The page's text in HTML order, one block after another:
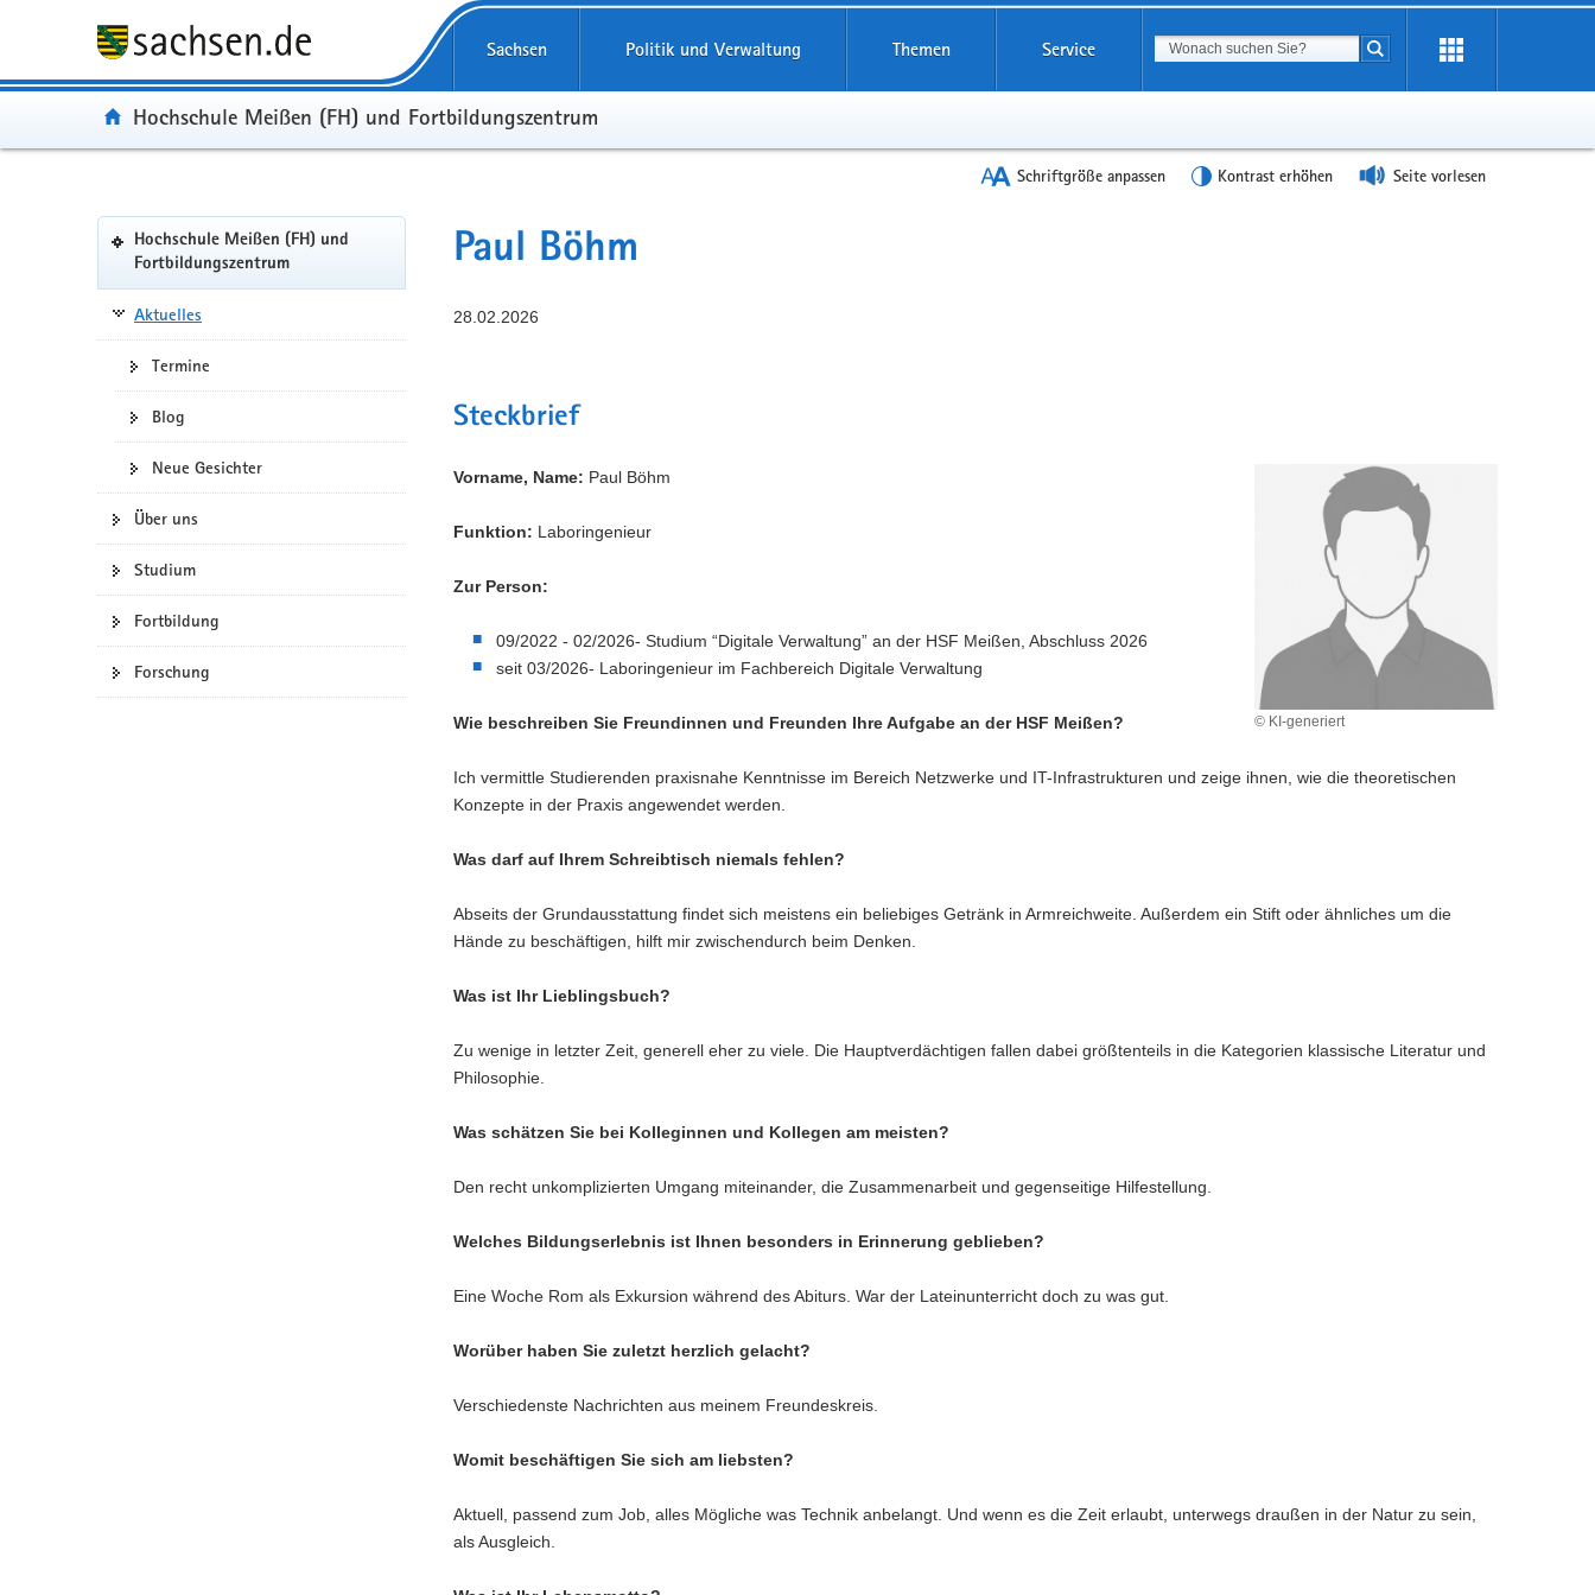
Sachsen Politik und Verwaltung Themen Service Suchbegriff
Suche starten
Portal:
Hochschule Meißen (FH) und Fortbildungszentrum
Schriftgröße anpassen Kontrast erhöhen Seite vorlesen
Portalnavigation
Hochschule Meißen (FH) und
Fortbildungszentrum(in
eigenes
Aktuelles
Termine
Blog
Neue Gesichter
Über uns
Studium
Fortbildung
Forschung
Paul Böhm
28.02.2026
Steckbrief
© KI-generiert
Vorname, Name: Paul Böhm
Funktion: Laboringenieur
Zur Person:
09/2022 - 02/2026- Studium “Digitale Verwaltung” an der HSF Meißen, Abschluss 2026
seit 03/2026- Laboringenieur im Fachbereich Digitale Verwaltung
Wie beschreiben Sie Freundinnen und Freunden Ihre Aufgabe an der HSF Meißen?
Ich vermittle Studierenden praxisnahe Kenntnisse im Bereich Netzwerke und IT-Infrastrukturen und zeige ihnen, wie die theoretischen
Konzepte in der Praxis angewendet werden.
Was darf auf Ihrem Schreibtisch niemals fehlen?
Abseits der Grundausstattung findet sich meistens ein beliebiges Getränk in Armreichweite. Außerdem ein Stift oder ähnliches um die
Hände zu beschäftigen, hilft mir zwischendurch beim Denken.
Was ist Ihr Lieblingsbuch?
Zu wenige in letzter Zeit, generell eher zu viele. Die Hauptverdächtigen fallen dabei größtenteils in die Kategorien klassische Literatur und
Philosophie.
Was schätzen Sie bei Kolleginnen und Kollegen am meisten?
Den recht unkomplizierten Umgang miteinander, die Zusammenarbeit und gegenseitige Hilfestellung.
Welches Bildungserlebnis ist Ihnen besonders in Erinnerung geblieben?
Eine Woche Rom als Exkursion während des Abiturs. War der Lateinunterricht doch zu was gut.
Worüber haben Sie zuletzt herzlich gelacht?
Verschiedenste Nachrichten aus meinem Freundeskreis.
Womit beschäftigen Sie sich am liebsten?
Aktuell, passend zum Job, alles Mögliche was Technik anbelangt. Und wenn es die Zeit erlaubt, unterwegs draußen in der Natur zu sein,
als Ausgleich.